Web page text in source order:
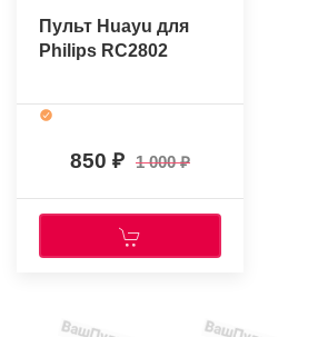
Пульт Huayu для
Philips RC2802
850 1 000